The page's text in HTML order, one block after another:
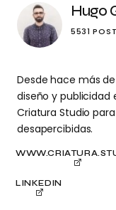
Hugo
5531
Desde hace más
diseño y publicidad
Criatura Studio
desapercibidas.
LINKEDIN